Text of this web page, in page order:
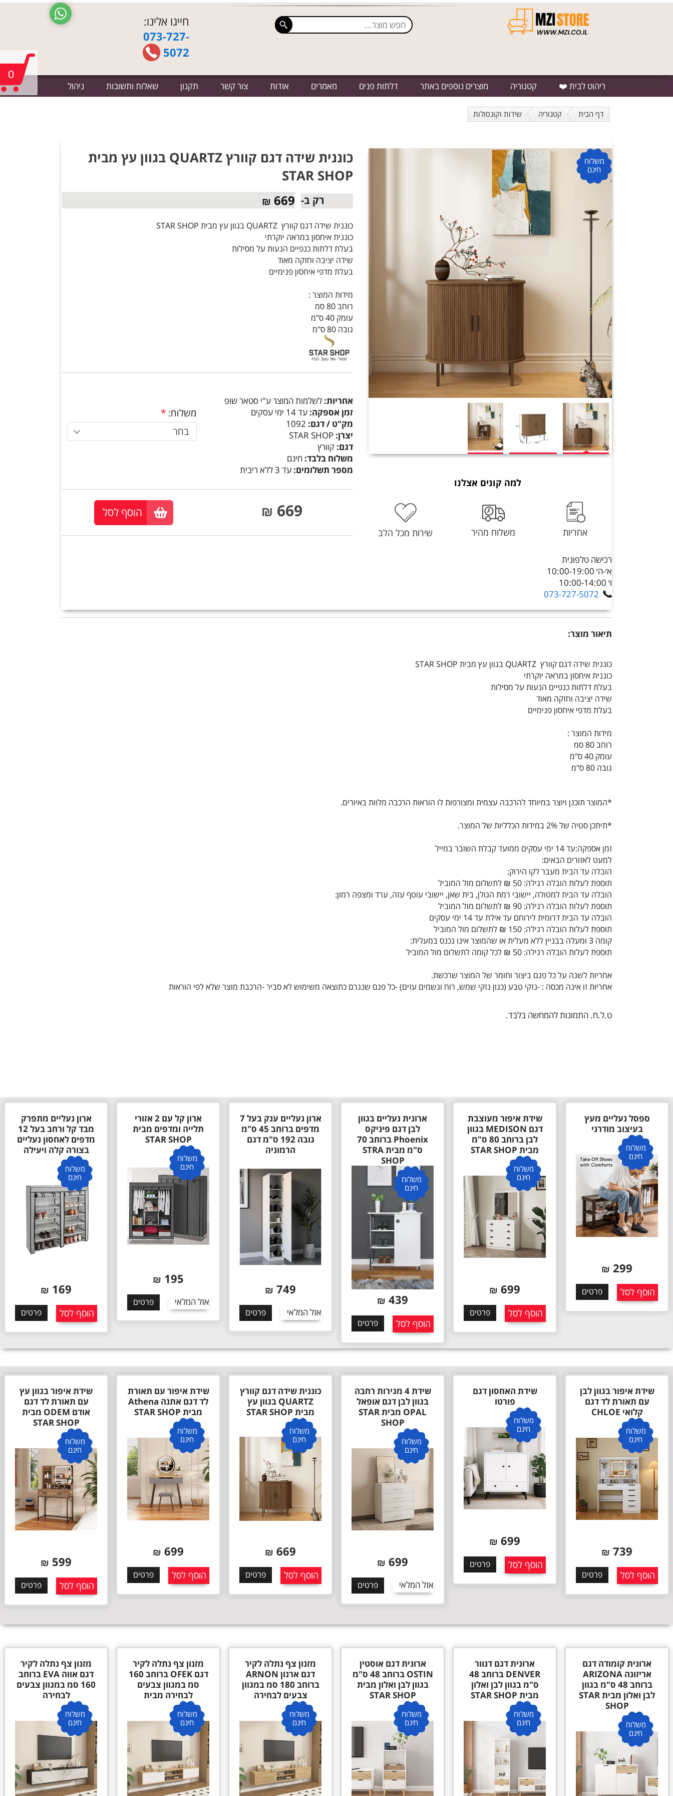
חייגו אלינו:
073-727-
5072
ריהוט לבית ❤️ קטגוריה מוצרים נוספים באתר דלתות פנים מאמרים אודות צור קשר תקנון שאלות ותשובות ניהול
דף הבית קטגוריה שידות וקונסולות
משלוח
חינם
למה קונים אצלנו
אחריות משלוח מהיר שירות מכל הלב
רכישה טלפונית
א׳-ה׳ 10:00-19:00
ו׳ 10:00-14:00
073-727-5072
כוננית שידה דגם קוורץ QUARTZ בגוון עץ מבית
STAR SHOP
רק ב- 669
₪
כוננית שידה דגם קוורץ QUARTZ בגוון עץ מבית STAR SHOP
כוננית איחסון במראה יוקרתי
בעלת דלתות כנפיים הנעות על מסילות
שידה יציבה וחזקה מאוד
בעלת מדפי איחסון פנימיים
מידות המוצר :
רוחב 80 סמ
עומק 40 ס"מ
גובה 80 ס"מ
אחריות: לשלמות המוצר ע"י סטאר שופ
זמן אספקה: עד 14 ימי עסקים
מק"ט / דגם: 1092
יצרן: STAR SHOP
דגם: קוורץ
משלוח בלבד: חינם
מספר תשלומים: עד 3 ללא ריבית
משלוח: *
בחר
669
₪ הוסף לסל
תיאור מוצר:
כוננית שידה דגם קוורץ QUARTZ בגוון עץ מבית STAR SHOP
כוננית איחסון במראה יוקרתי
בעלת דלתות כנפיים הנעות על מסילות
שידה יציבה וחזקה מאוד
בעלת מדפי איחסון פנימיים
מידות המוצר :
רוחב 80 סמ
עומק 40 ס"מ
גובה 80 ס"מ
*המוצר תוכנן ויוצר במיוחד להרכבה עצמית ומצורפות לו הוראות הרכבה מלוות באיורים.
*תיתכן סטיה של 2% במידות הכלליות של המוצר.
זמן אספקה:עד 14 ימי עסקים ממועד קבלת השובר במייל
למעט לאזורים הבאים:
הובלה עד הבית מעבר לקו הירוק:
תוספת לעלות הובלה רגילה: 50 ₪ לתשלום מול המוביל
הובלה עד הבית למטולה, יישובי רמת הגולן, בית שאן, יישובי עוטף עזה, ערד ומצפה רמון:
תוספת לעלות הובלה רגילה: 90 ₪ לתשלום מול המוביל
הובלה עד הבית דרומית לירוחם עד אילת עד 14 ימי עסקים
תוספת לעלות הובלה רגילה: 150 ₪ לתשלום מול המוביל
קומה 3 ומעלה בבניין ללא מעלית או שהמוצר אינו נכנס במעלית:
תוספת לעלות הובלה רגילה: 50 ₪ לכל קומה לתשלום מול המוביל
אחריות לשנה על כל פגם ביצור וחומר של המוצר שרכשת.
אחריות זו אינה מכסה : -נזקי טבע (כגון נזקי שמש, רוח וגשמים עזים) -כל פגם שנגרם כתוצאה משימוש לא סביר -הרכבת מוצר שלא לפי הוראות
ט.ל.ח. התמונות להמחשה בלבד.
ספסל נעליים מעץ
בעיצוב מודרני
משלוח
חינם
299
₪
הוסף לסל פרטים
שידת איפור מעוצבת
דגם MEDISON בגוון
לבן ברוחב 80 ס"מ
מבית STAR SHOP
משלוח
חינם
699
₪
הוסף לסל פרטים
ארונית נעליים בגוון
לבן דגם פיניקס
Phoenix ברוחב 70
ס"מ מבית STRA
SHOP
משלוח
חינם
439
₪
הוסף לסל פרטים
ארון נעליים ענק בעל 7
מדפים ברוחב 45 ס"מ
גובה 192 ס"מ דגם
הרמוניה
749
₪
אזל המלאי פרטים
ארון קל עם 2 אזורי
תלייה ומדפים מבית
STAR SHOP
משלוח
חינם
195
₪
אזל המלאי פרטים
ארון נעליים מתפרק
מבד קל ורחב בעל 12
מדפים לאחסון נעליים
בצורה קלה ויעילה
משלוח
חינם
169
₪
הוסף לסל פרטים
שידת איפור בגוון לבן
עם תאורת לד דגם
קלואי CHLOE
משלוח
חינם
739
₪
הוסף לסל פרטים
שידת האחסון דגם
פורטו
משלוח
חינם
699
₪
הוסף לסל פרטים
שידת 4 מגירות רחבה
בגוון לבן דגם אופאל
OPAL מבית STAR
SHOP
משלוח
חינם
699
₪
אזל המלאי פרטים
כוננית שידה דגם קוורץ
QUARTZ בגוון עץ
מבית STAR SHOP
משלוח
חינם
669
₪
הוסף לסל פרטים
שידת איפור עם תאורת
לד דגם אתנה Athena
מבית STAR SHOP
משלוח
חינם
699
₪
הוסף לסל פרטים
שידת איפור בגוון עץ
עם תאורת לד דגם
אודם ODEM מבית
STAR SHOP
משלוח
חינם
599
₪
הוסף לסל פרטים
ארונית קומודה דגם
אריזונה ARIZONA
ברוחב 48 ס"מ בגוון
לבן ואלון מבית STAR
SHOP
משלוח
חינם
ארונית דגם דנוור
DENVER ברוחב 48
ס"מ בגוון לבן ואלון
מבית STAR SHOP
משלוח
חינם
ארונית דגם אוסטין
OSTIN ברוחב 48 ס"מ
בגוון לבן ואלון מבית
STAR SHOP
משלוח
חינם
מזנון צף נתלה לקיר
דגם ארנון ARNON
ברוחב 180 סמ במגוון
צבעים לבחירה
משלוח
חינם
מזנון צף נתלה לקיר
דגם OFEK ברוחב 160
סמ במגוון צבעים
לבחירה מבית
משלוח
חינם
מזנון צף נתלה לקיר
דגם אווה EVA ברוחב
160 סמ במגוון צבעים
לבחירה
משלוח
חינם
0